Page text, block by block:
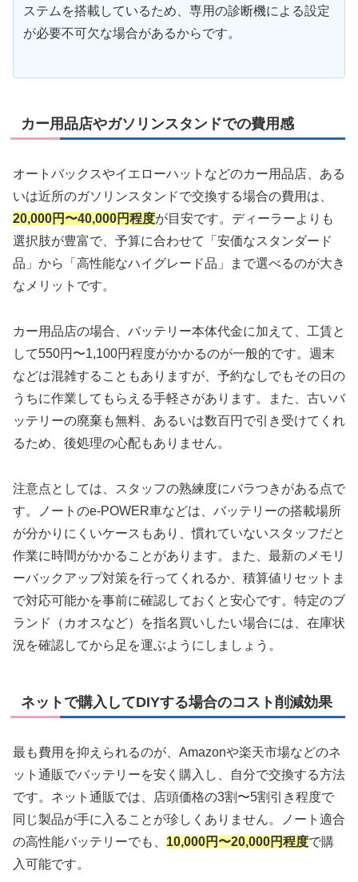
ステムを搭載しているため、専用の診断機による設定
が必要不可欠な場合があるからです。
カー用品店やガソリンスタンドでの費用感
オートバックスやイエローハットなどのカー用品店、ある
いは近所のガソリンスタンドで交換する場合の費用は、
20,000円〜40,000円程度が目安です。ディーラーよりも
選択肢が豊富で、予算に合わせて「安価なスタンダード
品」から「高性能なハイグレード品」まで選べるのが大き
なメリットです。
カー用品店の場合、バッテリー本体代金に加えて、工賃と
して550円〜1,100円程度がかかるのが一般的です。週末
などは混雑することもありますが、予約なしでもその日の
うちに作業してもらえる手軽さがあります。また、古いバ
ッテリーの廃棄も無料、あるいは数百円で引き受けてくれ
るため、後処理の心配もありません。
注意点としては、スタッフの熟練度にバラつきがある点で
す。ノートのe-POWER車などは、バッテリーの搭載場所
が分かりにくいケースもあり、慣れていないスタッフだと
作業に時間がかかることがあります。また、最新のメモリ
ーバックアップ対策を行ってくれるか、積算値リセットま
で対応可能かを事前に確認しておくと安心です。特定のブ
ランド（カオスなど）を指名買いしたい場合には、在庫状
況を確認してから足を運ぶようにしましょう。
ネットで購入してDIYする場合のコスト削減効果
最も費用を抑えられるのが、Amazonや楽天市場などのネ
ット通販でバッテリーを安く購入し、自分で交換する方法
です。ネット通販では、店頭価格の3割〜5割引き程度で
同じ製品が手に入ることが珍しくありません。ノート適合
の高性能バッテリーでも、 10,000円〜20,000円程度で購
入可能です。